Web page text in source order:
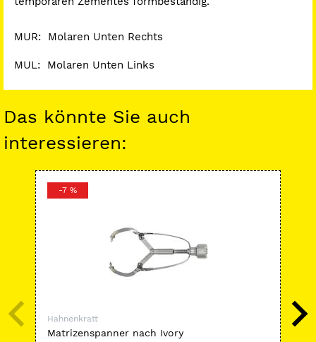
MUR: Molaren Unten Rechts
MUL: Molaren Unten Links
Das könnte Sie auch
interessieren:
-7 %
Hahnenkratt
Matrizenspanner nach Ivory